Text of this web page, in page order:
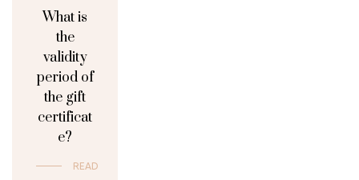
What is
the
validity
period of
the gift
certificat
e?
READ